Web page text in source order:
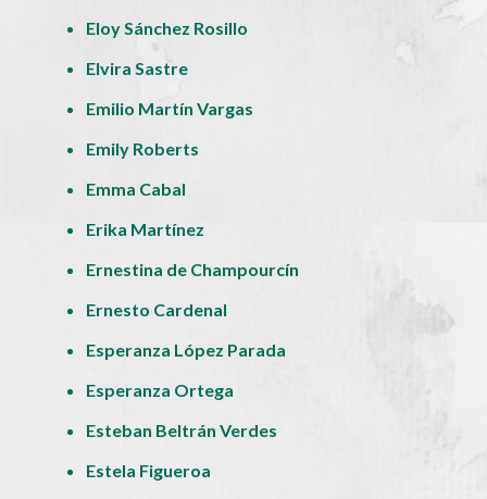
Eloy Sánchez Rosillo
Elvira Sastre
Emilio Martín Vargas
Emily Roberts
Emma Cabal
Erika Martínez
Ernestina de Champourcín
Ernesto Cardenal
Esperanza López Parada
Esperanza Ortega
Esteban Beltrán Verdes
Estela Figueroa